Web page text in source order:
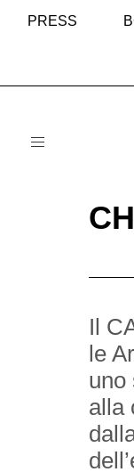
PRESS
Toggle
Il
le
uno
alla